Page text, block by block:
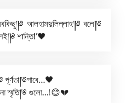
আলহামদুলিল্লাহ༎༅ বলে༎༅
শান্তি!’🖤
স্মৃতি༎༅ গুলো…!😊💔